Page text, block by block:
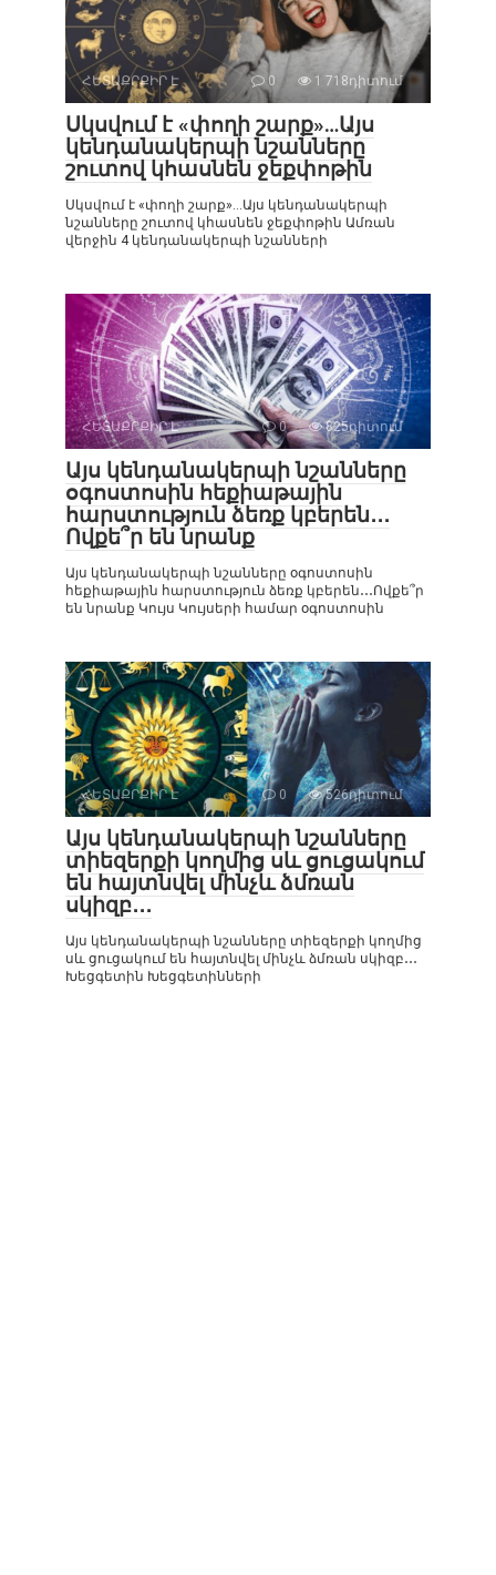
ՀԵՏԱՔՐՔԻՐ Է 0 1 718դիտում
Սկսվում է «փողի շարք»…Այս
կենդանակերպի նշանները
շուտով կհասնեն ջեքփոթին
Սկսվում է «փողի շարք»…Այս կենդանակերպի
նշանները շուտով կհասնեն ջեքփոթին Ամռան
վերջին 4 կենդանակերպի նշանների
ՀԵՏԱՔՐՔԻՐ Է 0 825դիտում
Այս կենդանակերպի նշանները
օգոստոսին հեքիաթային
հարստություն ձեռք կբերեն․․․
Ովքե՞ր են նրանք
Այս կենդանակերպի նշանները օգոստոսին
հեքիաթային հարստություն ձեռք կբերեն․․․Ովքե՞ր
են նրանք Կույս Կույսերի համար օգոստոսին
ՀԵՏԱՔՐՔԻՐ Է 0 526դիտում
Այս կենդանակերպի նշանները
տիեզերքի կողմից սև ցուցակում
են հայտնվել մինչև ձմռան
սկիզբ․․․
Այս կենդանակերպի նշանները տիեզերքի կողմից
սև ցուցակում են հայտնվել մինչև ձմռան սկիզբ․․․
Խեցգետին Խեցգետինների